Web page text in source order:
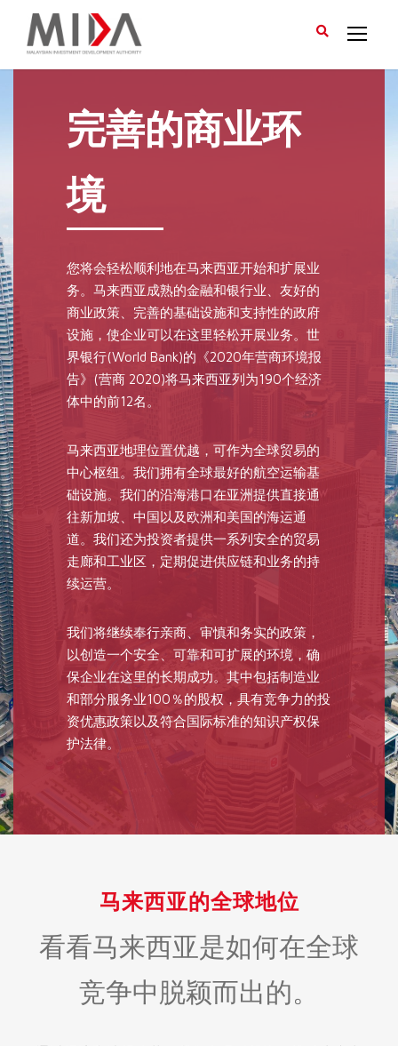
完善的商业环
境
您将会轻松顺利地在马来西亚开始和扩展业
务。马来西亚成熟的金融和银行业、友好的
商业政策、完善的基础设施和支持性的政府
设施，使企业可以在这里轻松开展业务。世
界银行(World Bank)的《2020年营商环境报
告》(营商 2020)将马来西亚列为190个经济
体中的前12名。
马来西亚地理位置优越，可作为全球贸易的
中心枢纽。我们拥有全球最好的航空运输基
础设施。我们的沿海港口在亚洲提供直接通
往新加坡、中国以及欧洲和美国的海运通
道。我们还为投资者提供一系列安全的贸易
走廊和工业区，定期促进供应链和业务的持
续运营。
我们将继续奉行亲商、审慎和务实的政策，
以创造一个安全、可靠和可扩展的环境，确
保企业在这里的长期成功。其中包括制造业
和部分服务业100％的股权，具有竞争力的投
资优惠政策以及符合国际标准的知识产权保
护法律。
马来西亚的全球地位
看看马来西亚是如何在全球
竞争中脱颖而出的。